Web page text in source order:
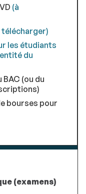
(à
télécharger)
les étudiants
du
(ou du
bourses pour
(examens)